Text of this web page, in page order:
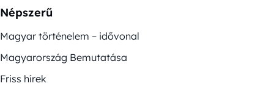
Népszerű
Magyar történelem – idővonal
Magyarország Bemutatása
Friss hírek